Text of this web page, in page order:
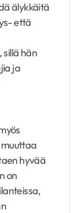
älykkäitä
että
hän
ja
hyvää
on